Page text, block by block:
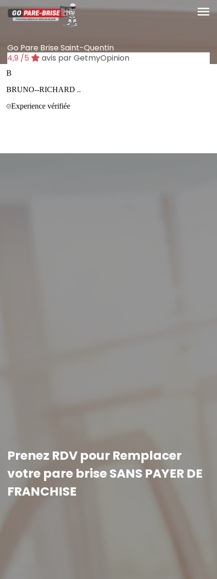
menu
Go Pare Brise Saint-Quentin
4,9 /5 avis par GetmyOpinion
Prenez RDV pour Remplacer
votre pare brise SANS PAYER DE
FRANCHISE